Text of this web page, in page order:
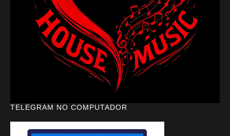
TELEGRAM NO COMPUTADOR